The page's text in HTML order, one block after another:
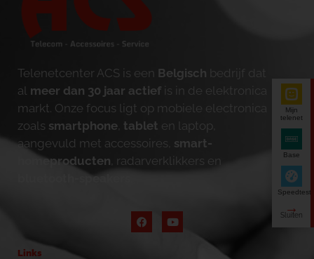
Telenetcenter ACS is een Belgisch bedrijf dat
al meer dan 30 jaar actief is in de elektronica
markt. Onze focus ligt op mobiele electronica
zoals smartphone tablet en laptop,
aangevuld met accessoires, smart-
homeproducten , radarverklikkers en
bluetooth-speakers
Links
Mijn
telenet
Base
Speedtest